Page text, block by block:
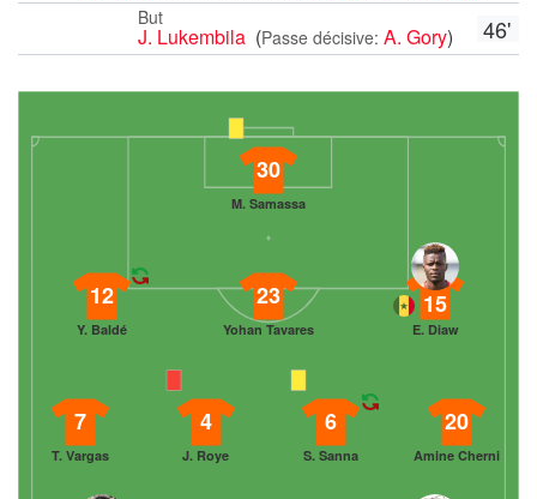
46'
But
J. Lukembila (Passe décisive: A. Gory)
30
M. Samassa
15
E. Diaw
23
Yohan Tavares
12
Y. Baldé
20
Amine Cherni
6
S. Sanna
4
J. Roye
7
T. Vargas